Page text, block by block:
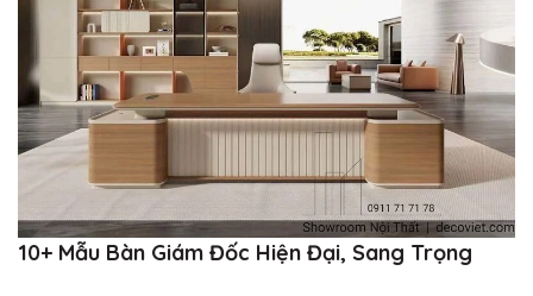
10+ Mẫu Bàn Giám Đốc Hiện Đại, Sang Trọng